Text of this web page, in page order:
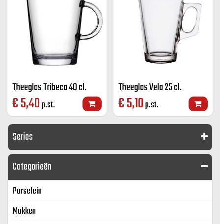
Series
Categorieën
Porselein
Mokken
Theeglas Tribeca 40 cl.
€5,40p.st.
Theeglas Vela 25 cl.
€5,10p.st.